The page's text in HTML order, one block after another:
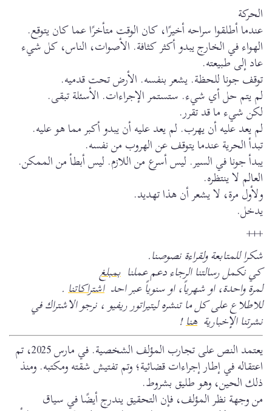
الحركة
عندما أطلقوا سراحه أخيرًا، كان الوقت متأخرًا عما كان يتوقع.
الهواء في الخارج يبدو أكثر كثافة. الأصوات، الناس، كل شيء
عاد إلى طبيعته.
توقف جونا للحظة. يشعر بنفسه. الأرض تحت قدميه.
لم يتم حل أي شيء. ستستمر الإجراءات. الأسئلة تبقى.
لكن شيء ما قد تقرر.
لم يعد عليه أن يهرب. لم يعد عليه أن يبدو أكبر مما هو عليه.
تبدأ الحرية عندما يتوقف عن الهروب من نفسه.
يبدأ جونا في السير. ليس أسرع من اللازم. ليس أبطأ من الممكن.
العالم لا ينتظره.
ولأول مرة، لا يشعر أن هذا تهديد.
يدخل.
+++
شكرا للمتابعة ولقراءة نصوصنا.
كي نكمل رسالتنا الرجاء دعم عملنا بمبلغ
لمرة واحدة، او شهرياً، او سنوياً عبر احد اشتراكاتنا.
للاطلاع على كل ما تنشره ليتيراتور ريفيو ، نرجو الاشتراك في
نشرتنا الإخبارية هنا!
يعتمد النص على تجارب المؤلف الشخصية. في مارس 2025، تم
اعتقاله في إطار إجراءات قضائية؛ وتم تفتيش شقته ومكتبه. ومنذ
ذلك الحين، وهو طليق بشروط.
من وجهة نظر المؤلف، فإن التحقيق يندرج أيضًا في سياق